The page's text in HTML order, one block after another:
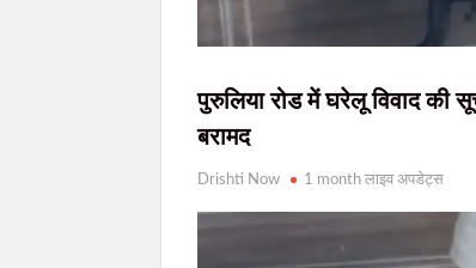
पुरुलिया रोड में घरेलू विवाद की
बरामद
Drishti Now 1 month लाइव अपडेट्स